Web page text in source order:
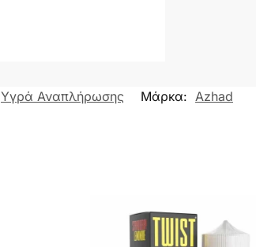
Υγρά Αναπλήρωσης Μάρκα: Azhad